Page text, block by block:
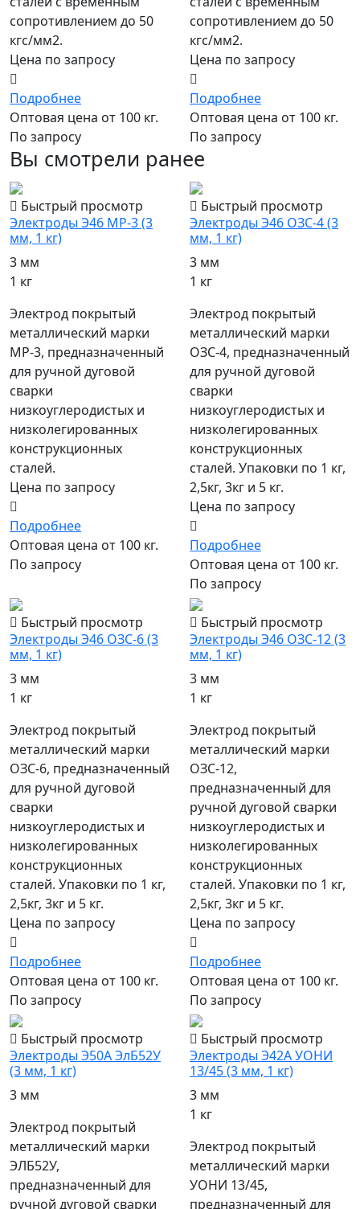
сопротивлением до 50
кгс/мм2.
Цена по запросу
Подробнее
Оптовая цена от 100 кг.
По запросу
сопротивлением до 50
кгс/мм2.
Цена по запросу
Подробнее
Оптовая цена от 100 кг.
По запросу
Вы смотрели ранее
Быстрый просмотр
Электроды Э46 МР-3 (3
мм, 1 кг)
3 мм
1 кг
Электрод покрытый
металлический марки
МР-3, предназначенный
для ручной дуговой
сварки
низкоуглеродистых и
низколегированных
конструкционных
сталей.
Цена по запросу
Подробнее
Оптовая цена от 100 кг.
По запросу
Быстрый просмотр
Электроды Э46 ОЗС-4 (3
мм, 1 кг)
3 мм
1 кг
Электрод покрытый
металлический марки
ОЗС-4, предназначенный
для ручной дуговой
сварки
низкоуглеродистых и
низколегированных
конструкционных
сталей. Упаковки по 1 кг,
2,5кг, 3кг и 5 кг.
Цена по запросу
Подробнее
Оптовая цена от 100 кг.
По запросу
Быстрый просмотр
Электроды Э46 ОЗС-6 (3
мм, 1 кг)
3 мм
1 кг
Электрод покрытый
металлический марки
ОЗС-6, предназначенный
для ручной дуговой
сварки
низкоуглеродистых и
низколегированных
конструкционных
сталей. Упаковки по 1 кг,
2,5кг, 3кг и 5 кг.
Цена по запросу
Подробнее
Оптовая цена от 100 кг.
По запросу
Быстрый просмотр
Электроды Э46 ОЗС-12 (3
мм, 1 кг)
3 мм
1 кг
Электрод покрытый
металлический марки
ОЗС-12,
предназначенный для
ручной дуговой сварки
низкоуглеродистых и
низколегированных
конструкционных
сталей. Упаковки по 1 кг,
2,5кг, 3кг и 5 кг.
Цена по запросу
Подробнее
Оптовая цена от 100 кг.
По запросу
Быстрый просмотр
Электроды Э50А ЭлБ52У
(3 мм, 1 кг)
3 мм
Электрод покрытый
металлический марки
ЭЛБ52У,
предназначенный для
ручной дуговой сварки
Быстрый просмотр
Электроды Э42А УОНИ
13/45 (3 мм, 1 кг)
3 мм
1 кг
Электрод покрытый
металлический марки
УОНИ 13/45,
предназначенный для